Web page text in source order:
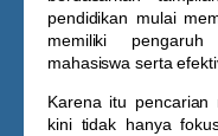
pendidikan mulai
memiliki
mahasiswa serta
Karena itu pencarian
kini tidak hanya